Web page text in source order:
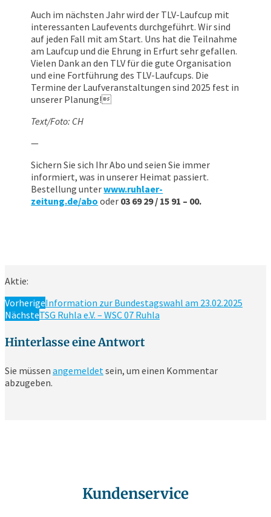
Auch im nächsten Jahr wird der TLV-Laufcup mit
interessanten Laufevents durchgeführt. Wir sind
auf jeden Fall mit am Start. Uns hat die Teilnahme
am Laufcup und die Ehrung in Erfurt sehr gefallen.
Vielen Dank an den TLV für die gute Organisation
und eine Fortführung des TLV-Laufcups. Die
Termine der Laufveranstaltungen sind 2025 fest in
unserer Planung!
Text/Foto: CH
—
Sichern Sie sich Ihr Abo und seien Sie immer
informiert, was in unserer Heimat passiert.
Bestellung unterwww.ruhlaer-
zeitung.de/abo oder 03 69 29 / 15 91 – 00.
Aktie:
VorherigeInformation zur Bundestagswahl am 23.02.2025
NächsteTSG Ruhla e.V. – WSC 07 Ruhla
Hinterlasse eine Antwort
Sie müssen angemeldet sein, um einen Kommentar
abzugeben.
Kundenservice